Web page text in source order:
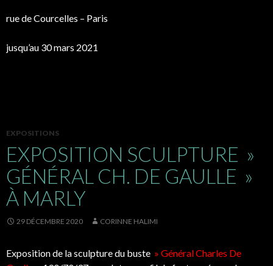
rue de Courcelles – Paris
jusqu’au 30 mars 2021
EXPOSITIONS
EXPOSITION SCULPTURE »
GÉNÉRAL CH. DE GAULLE »
À MARLY
29 DÉCEMBRE 2020 CORINNE HALIMI
Exposition de la sculpture du buste » Général Charles De